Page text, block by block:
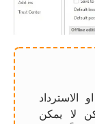
الاسترداد
لا يمكن